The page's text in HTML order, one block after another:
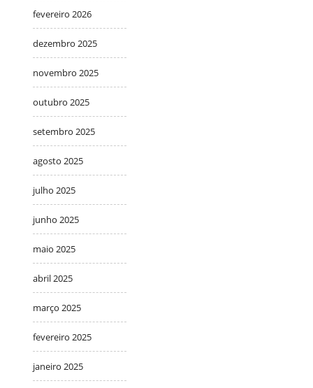
fevereiro 2026
dezembro 2025
novembro 2025
outubro 2025
setembro 2025
agosto 2025
julho 2025
junho 2025
maio 2025
abril 2025
março 2025
fevereiro 2025
janeiro 2025